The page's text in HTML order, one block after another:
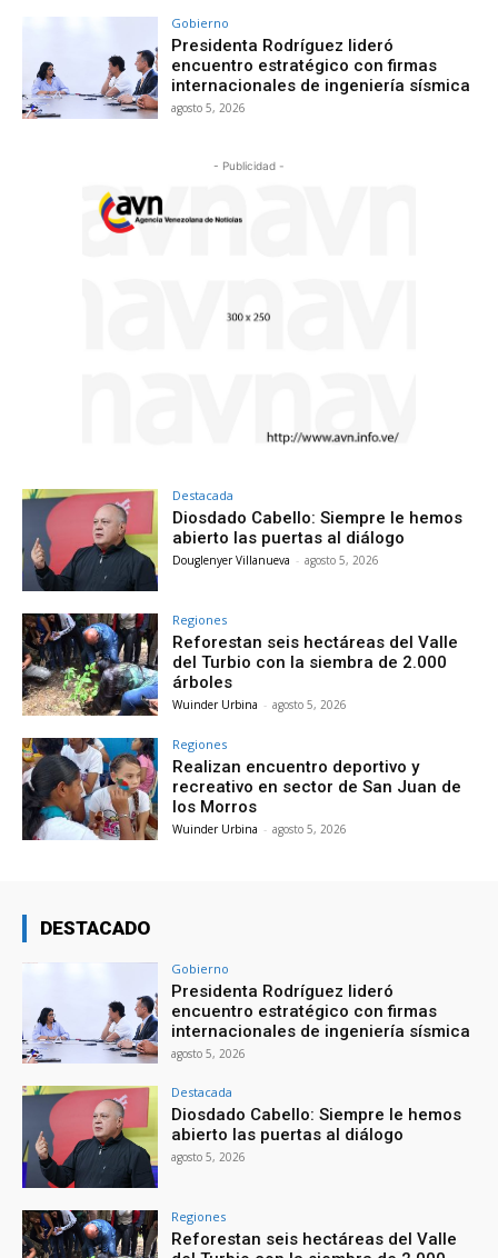
Gobierno
Presidenta Rodríguez lideró
encuentro estratégico con firmas
internacionales de ingeniería sísmica
agosto 5, 2026
- Publicidad -
Destacada
Diosdado Cabello: Siempre le hemos
abierto las puertas al diálogo
Douglenyer Villanueva - agosto 5, 2026
Regiones
Reforestan seis hectáreas del Valle
del Turbio con la siembra de 2.000
árboles
Wuinder Urbina - agosto 5, 2026
Regiones
Realizan encuentro deportivo y
recreativo en sector de San Juan de
los Morros
Wuinder Urbina - agosto 5, 2026
DESTACADO
Gobierno
Presidenta Rodríguez lideró
encuentro estratégico con firmas
internacionales de ingeniería sísmica
agosto 5, 2026
Destacada
Diosdado Cabello: Siempre le hemos
abierto las puertas al diálogo
agosto 5, 2026
Regiones
Reforestan seis hectáreas del Valle